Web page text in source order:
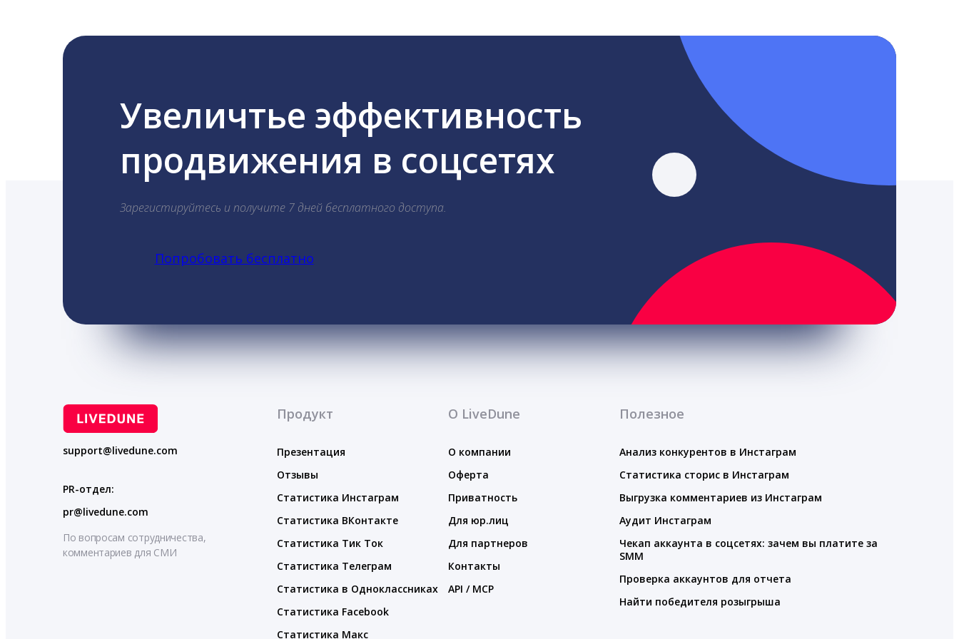
Увеличтье эффективность
продвижения в соцсетях
Зарегистируйтесь и получите 7 дней бесплатного доступа.
Попробовать бесплатно
support@livedune.com
PR-отдел:
pr@livedune.com
По вопросам сотрудничества,
комментариев для СМИ
Продукт
Презентация
Отзывы
Статистика Инстаграм
Статистика ВКонтакте
Статистика Тик Ток
Статистика Телеграм
Статистика в Одноклассниках
Статистика Facebook
Статистика Макс
О LiveDune
О компании
Оферта
Приватность
Для юр.лиц
Для партнеров
Контакты
API / MCP
Полезное
Анализ конкурентов в Инстаграм
Статистика сторис в Инстаграм
Выгрузка комментариев из Инстаграм
Аудит Инстаграм
Чекап аккаунта в соцсетях: зачем вы платите за
SMM
Проверка аккаунтов для отчета
Найти победителя розыгрыша